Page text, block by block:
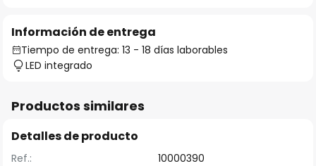
Información de entrega
Tiempo de entrega: 13 - 18 días laborables
LED integrado
Productos similares
Detalles de producto
Ref.: 10000390